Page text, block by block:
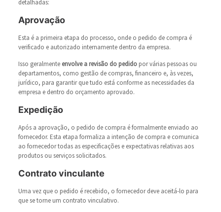
detalhadas:
Aprovação
Esta é a primeira etapa do processo, onde o pedido de compra é
verificado e autorizado internamente dentro da empresa.
Isso geralmente envolve a revisão do pedidopor várias pessoas ou
departamentos, como gestão de compras, financeiro e, às vezes,
jurídico, para garantir que tudo está conforme as necessidades da
empresa e dentro do orçamento aprovado.
Expedição
Após a aprovação, o pedido de compra é formalmente enviado ao
fornecedor. Esta etapa formaliza a intenção de compra e comunica
ao fornecedor todas as especificações e expectativas relativas aos
produtos ou serviços solicitados.
Contrato vinculante
Uma vez que o pedido é recebido, o fornecedor deve aceitá-lo para
que se torne um contrato vinculativo.